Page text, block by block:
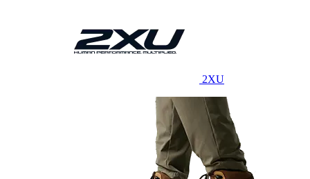
2XU